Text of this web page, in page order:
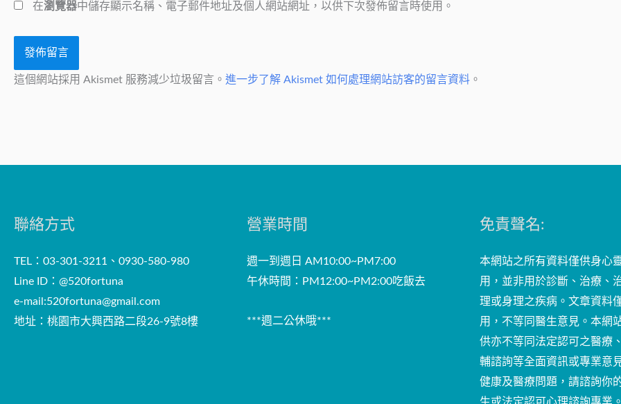
件
在瀏覽器中儲存顯示名稱、電子郵件地址及個人網站網址，以供下次發佈留言時使用。
這個網站採用 Akismet 服務減少垃圾留言。 進一步了解 Akismet 如何處理網站訪客的留言資料 。
聯絡方式
TEL：03-301-3211、0930-580-980
Line ID：@520fortuna
e-mail:520fortuna@gmail.com
地址：桃園市大興西路二段26-9號8樓
營業時間
週一到週日 AM10:00~PM7:00
午休時間：PM12:00~PM2:00吃飯去
***週二公休哦***
免責聲名:
本網站之所有資料僅供身心
用，並非用於診斷、治療、
理或身理之疾病。文章資料
用，不等同醫生意見。本網
供亦不等同法定認可之醫療
輔諮詢等全面資訊或專業意
健康及醫療問題，請諮詢你